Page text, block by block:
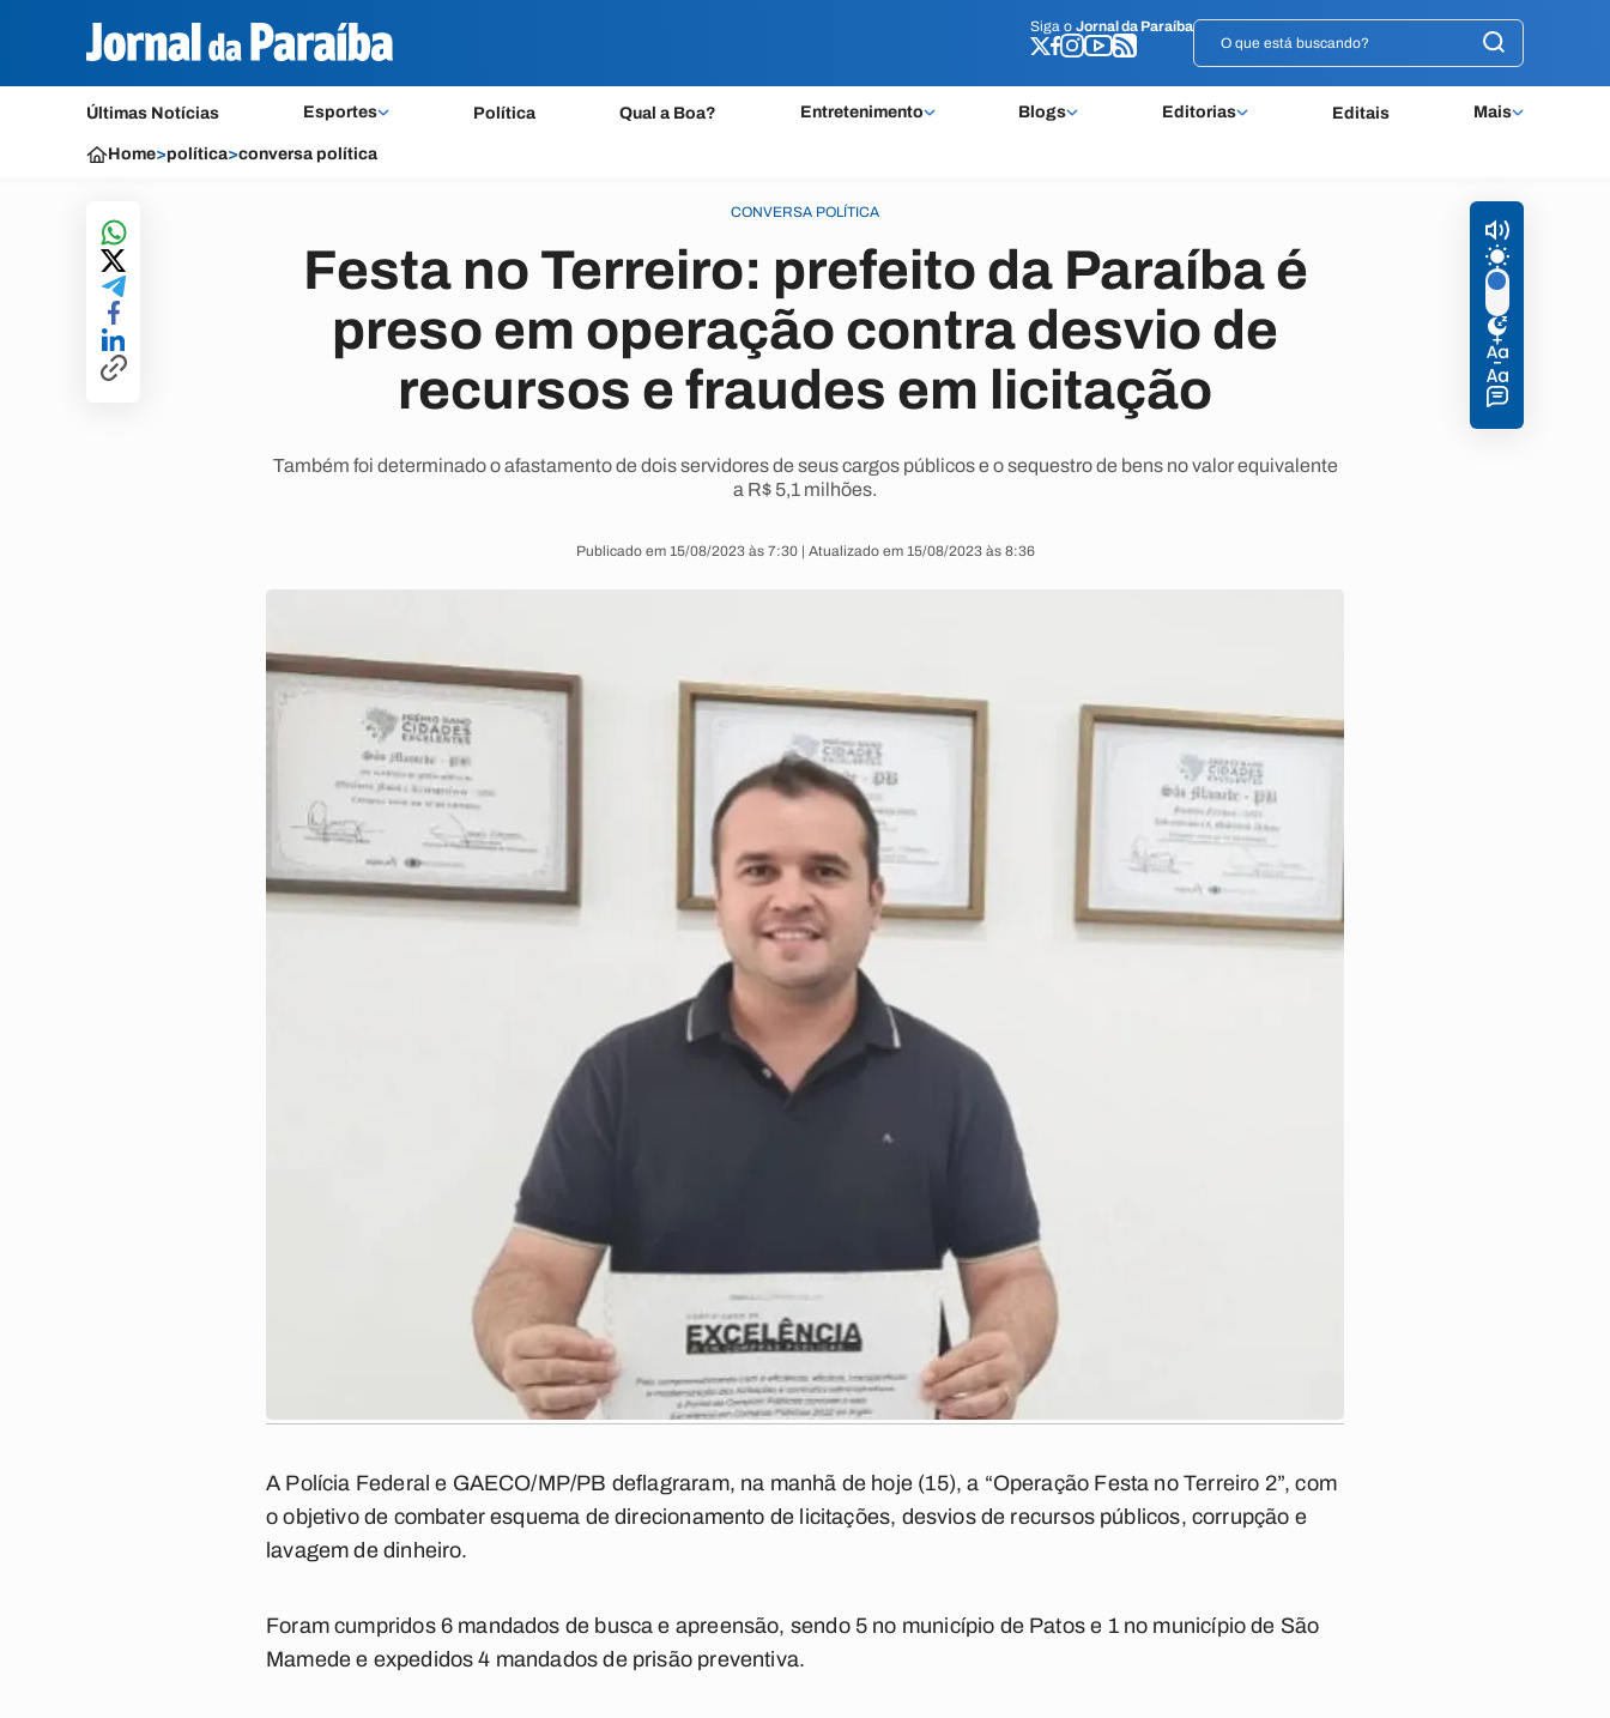
Siga o Jornal da Paraíba
Últimas Notícias Esportes Política Qual a Boa? Entretenimento Blogs Editorias Editais Mais
Siga o Jornal da Paraíba
Home>política>conversa política
CONVERSA POLÍTICA
Festa no Terreiro: prefeito da Paraíba é
preso em operação contra desvio de
recursos e fraudes em licitação
Também foi determinado o afastamento de dois servidores de seus cargos públicos e o sequestro de bens no valor equivalente
a R$ 5,1 milhões.
Publicado em 15/08/2023 às 7:30 | Atualizado em 15/08/2023 às 8:36
A Polícia Federal e GAECO/MP/PB deflagraram, na manhã de hoje (15), a “Operação Festa no Terreiro 2”, com
o objetivo de combater esquema de direcionamento de licitações, desvios de recursos públicos, corrupção e
lavagem de dinheiro.
Foram cumpridos 6 mandados de busca e apreensão, sendo 5 no município de Patos e 1 no município de São
Mamede e expedidos 4 mandados de prisão preventiva.